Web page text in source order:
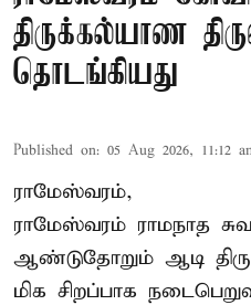
திருக்கல்யாண
தொடங்கியது
Published on: 05 Aug 2026, 11:12
ராமேஸ்வரம்,
ராமேஸ்வரம் ராமநாத
ஆண்டுதோறும் ஆடி
மிக சிறப்பாக